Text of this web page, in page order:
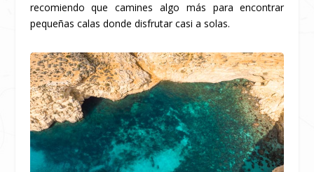
recomiendo que camines algo más para encontrar
pequeñas calas donde disfrutar casi a solas.